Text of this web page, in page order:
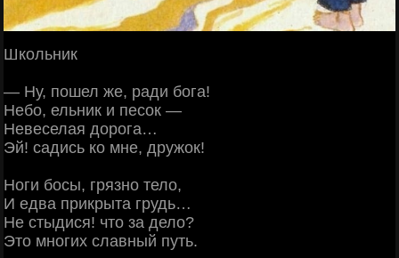
Школьник
— Ну, пошел же, ради бога!
Небо, ельник и песок —
Невеселая дорога…
Эй! садись ко мне, дружок!
Ноги босы, грязно тело,
И едва прикрыта грудь…
Не стыдися! что за дело?
Это многих славный путь.